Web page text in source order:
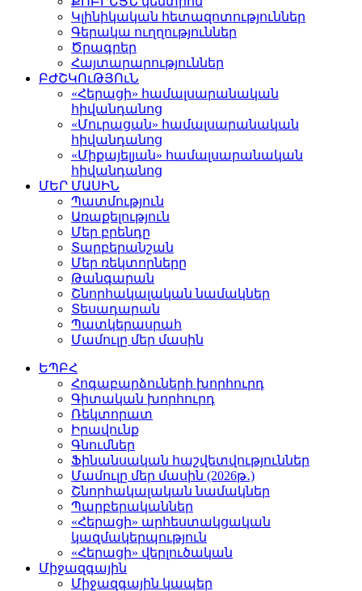
Կլինիկական հետազոտություններ
Գերակա ուղղություններ
Ծրագրեր
Հայտարարություններ
ԲԺՇԿՈւԹՅՈւՆ
«Հերացի» համալսարանական
հիվանդանոց
«Մուրացան» համալսարանական
հիվանդանոց
«Միքայելյան» համալսարանական
հիվանդանոց
ՄԵՐ ՄԱՍԻՆ
Պատմություն
Առաքելություն
Մեր բրենդը
Տարբերանշան
Մեր ռեկտորները
Թանգարան
Շնորհակալական նամակներ
Տեսադարան
Պատկերասրահ
Մամուլը մեր մասին
ԵՊԲՀ
Հոգաբարձուների խորհուրդ
Գիտական խորհուրդ
Ռեկտորատ
Իրավունք
Գնումներ
Ֆինանսական հաշվետվություններ
Մամուլը մեր մասին (2026թ․)
Շնորհակալական նամակներ
Պարբերականներ
«Հերացի» արհեստակցական
կազմակերպություն
«Հերացի» վերլուծական
Միջազգային
Միջազգային կապեր